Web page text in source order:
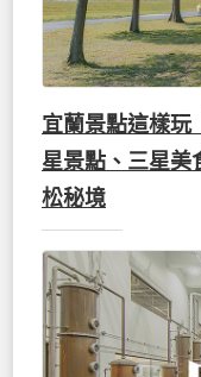
宜蘭景點這樣玩
星景點、三星美
松秘境